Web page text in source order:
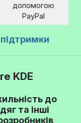
допомогою
PayPal
підтримки
KDE
до
та інші